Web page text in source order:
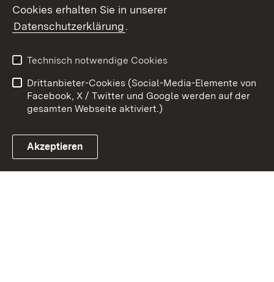
Link zum Landesportal
Kontakt
Barrierefreiheit
Impressum
Cookies
Cookies erhalten Sie in unserer
Datenschutzerklärung.
Technisch notwendige Cookies
Drittanbieter-Cookies (Social-Media-Elemente von
Facebook, X / Twitter und Google werden auf der
gesamten Webseite aktiviert.)
Akzeptieren